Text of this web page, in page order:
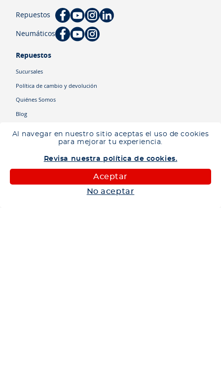
Al navegar en nuestro sitio aceptas el uso de cookies
para mejorar tu experiencia.
Revisa nuestra política de cookies.
Aceptar
No aceptar
Ingresa tu ubicación para ver los productos disponibles en tu zona
Repuestos
Neumáticos
Repuestos
Sucursales
Política de cambio y devolución
Quiénes Somos
Blog